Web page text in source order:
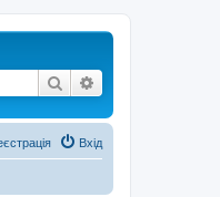
Пошук
Вхід